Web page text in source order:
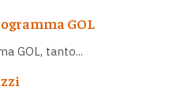
GOL
GOL, tanto...